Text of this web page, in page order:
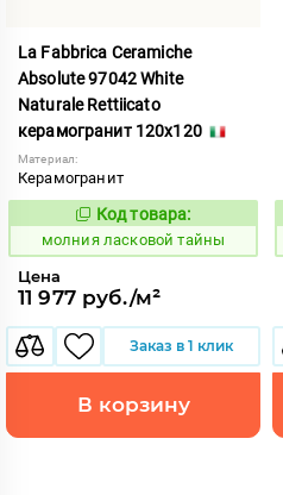
La Fabbrica Ceramiche
Absolute 97042 White
Naturale Rettiicato
керамогранит 120x120
Материал:
Керамогранит
1005351
Код товара:
молния ласковой тайны
Цена
11 977 руб./м²
Заказ в 1 клик
В корзину